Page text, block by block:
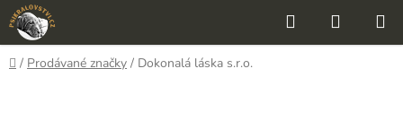
Přejít
na
obsah
Hledat
KOŠÍK
Domů
/ Prodávané značky / Dokonalá láska s.r.o.